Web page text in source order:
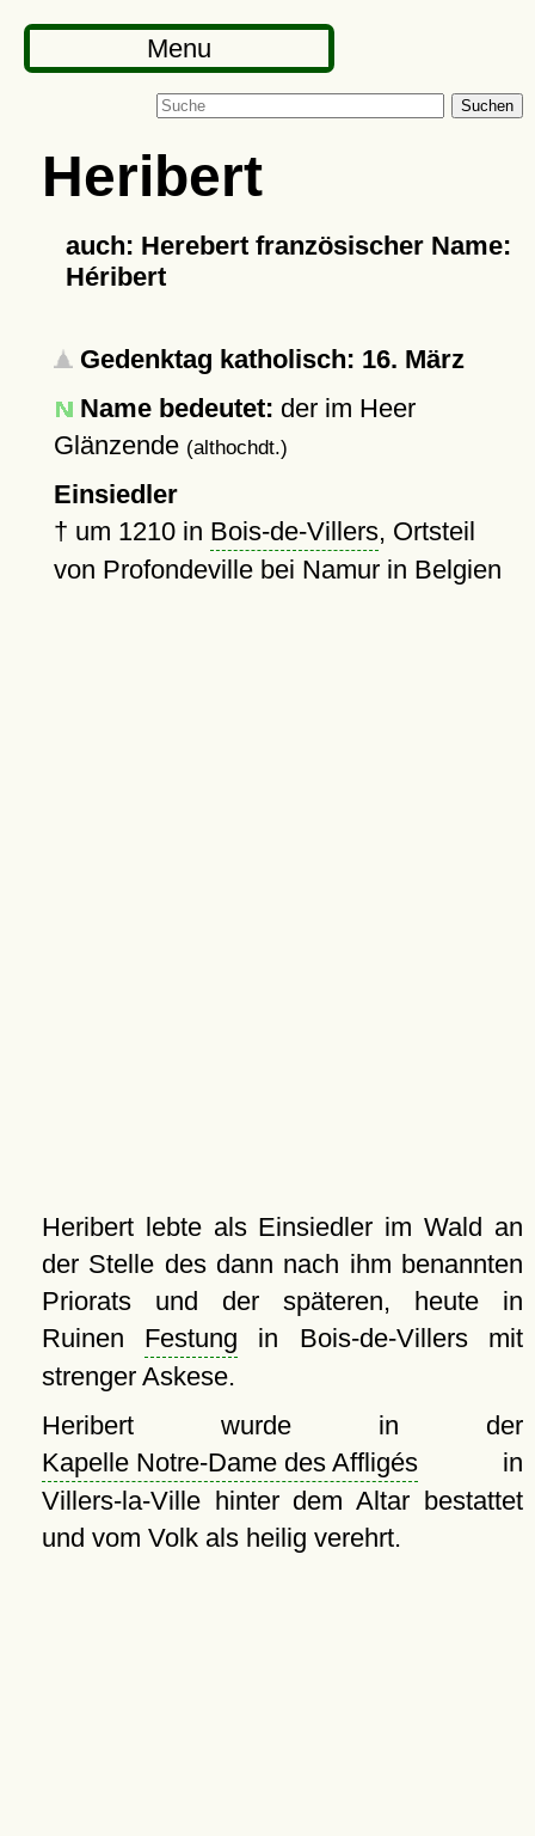
Menu
Suchen
Heribert
auch: Herebert französischer Name:
Héribert
Gedenktag katholisch: 16. März
Name bedeutet: der im Heer
Glänzende (althochdt.)
Einsiedler
† um 1210in Bois-de-Villers, Ortsteil
von Profondeville bei Namur in Belgien
Heribert lebte als Einsiedler im Wald an
der Stelle des dann nach ihm benannten
Priorats und der späteren, heute in
Ruinen Festung in Bois-de-Villers mit
strenger Askese.
Heribert wurde in der
Kapelle Notre-Dame des Affligésin
Villers-la-Ville hinter dem Altar bestattet
und vom Volk als heilig verehrt.